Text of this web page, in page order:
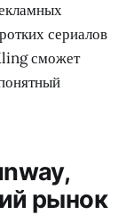
сериалов
сможет
рынок